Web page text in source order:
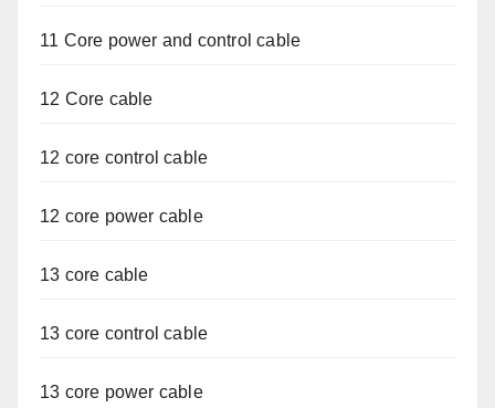
11 Core power and control cable
12 Core cable
12 core control cable
12 core power cable
13 core cable
13 core control cable
13 core power cable